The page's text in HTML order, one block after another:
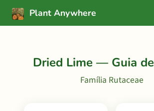
Plant Anywhere
Dried Lime — Guia
Família Rutaceae